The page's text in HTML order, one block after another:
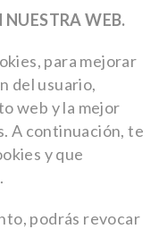
WEB.
para mejorar
del usuario,
web y la mejor
A continuación, te
y que
podrás revocar